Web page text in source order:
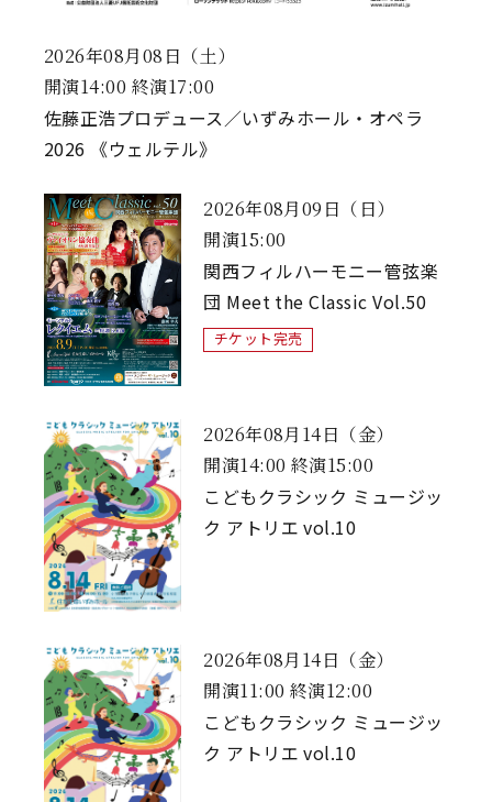
2026年08月08日（土）
開演14:00 終演17:00
佐藤正浩プロデュース／いずみホール・オペラ
2026 《ウェルテル》
2026年08月09日（日）
開演15:00
関西フィルハーモニー管弦楽
団 Meet the Classic Vol.50
チケット完売
2026年08月14日（金）
開演14:00 終演15:00
こどもクラシック ミュージッ
ク アトリエ vol.10
2026年08月14日（金）
開演11:00 終演12:00
こどもクラシック ミュージッ
ク アトリエ vol.10